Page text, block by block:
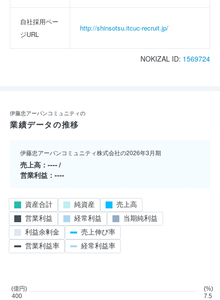
自社採用ペー
ジURL
http://shinsotsu.itcuc-recruit.jp/
NOKIZAL ID: 1569724
伊藤忠アーバンコミュニティの
業績データの推移
伊藤忠アーバンコミュニティ株式会社の2026年3月期
売上高
----
営業利益
----
(億円)
400
(%)
7.5
資産合計 純資産
売上高
営業利益
経常利益
当期純利益
利益余剰金
売上伸び率
営業利益率
経常利益率